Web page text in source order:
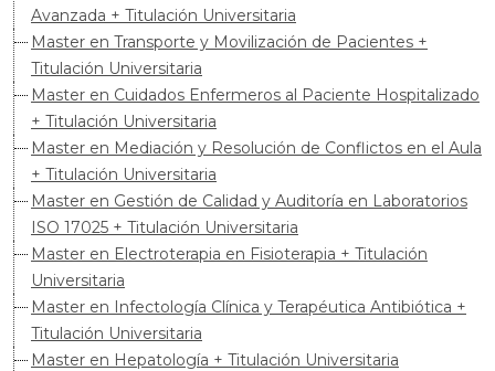
Avanzada + Titulación Universitaria
Master en Transporte y Movilización de Pacientes +
Titulación Universitaria
Master en Cuidados Enfermeros al Paciente Hospitalizado
+ Titulación Universitaria
Master en Mediación y Resolución de Conflictos en el Aula
+ Titulación Universitaria
Master en Gestión de Calidad y Auditoría en Laboratorios
ISO 17025 + Titulación Universitaria
Master en Electroterapia en Fisioterapia + Titulación
Universitaria
Master en Infectología Clínica y Terapéutica Antibiótica +
Titulación Universitaria
Master en Hepatología + Titulación Universitaria